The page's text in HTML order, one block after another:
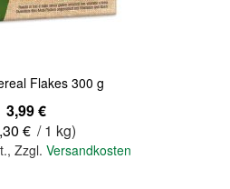
Flakes 300 g
3,99 €
€ / 1 kg)
, Zzgl. Versandkosten